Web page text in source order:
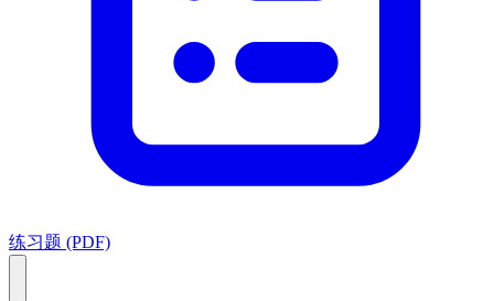
练习题 (PDF)